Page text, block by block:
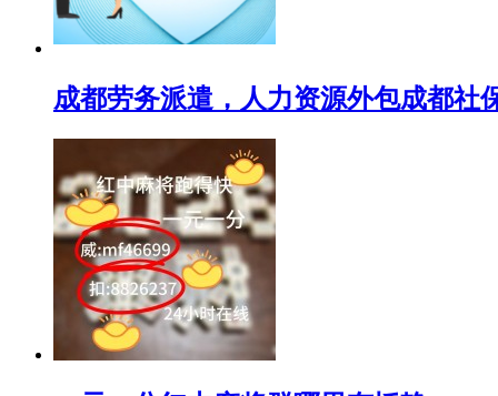
成都劳务派遣，人力资源外包成都社